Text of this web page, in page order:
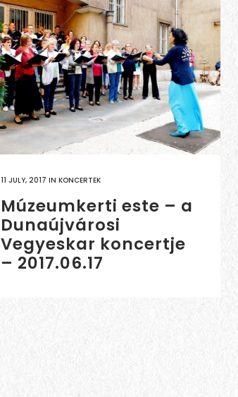
11 JULY, 2017 IN KONCERTEK
Múzeumkerti este – a
Dunaújvárosi
Vegyeskar koncertje
– 2017.06.17